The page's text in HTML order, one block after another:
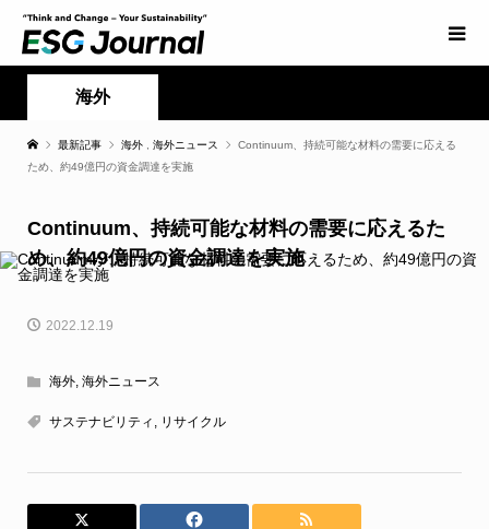
海外
最新記事 海外 海外ニュース
Continuum、持続可能な材料の需要に応える
ため、約49億円の資金調達を実施
Continuum、持続可能な材料の需要に応えるた
め、約49億円の資金調達を実施
2022.12.19
海外, 海外ニュース
サステナビリティ , リサイクル